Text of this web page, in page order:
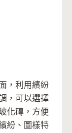
，利用繽紛
，可以選擇
化磚，方便
紛、圖樣特